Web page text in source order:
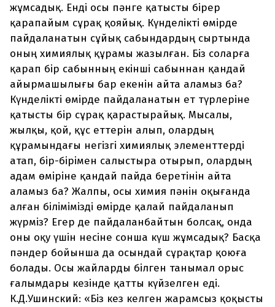
жұмсадық. Енді осы пәнге қатысты бірер
қарапайым сұрақ қояйық. Күнделікті өмірде
пайдаланатын сұйық сабындардың сыртында
оның химиялық құрамы жазылған. Біз соларға
қарап бір сабынның екінші сабыннан қандай
айырмашылығы бар екенін айта аламыз ба?
Күнделікті өмірде пайдаланатын ет түрлеріне
қатысты бір сұрақ қарастырайық. Мысалы,
жылқы, қой, құс еттерін алып, олардың
құрамындағы негізгі химиялық элементтерді
атап, бір-бірімен салыстыра отырып, олардың
адам өміріне қандай пайда беретінін айта
аламыз ба? Жалпы, осы химия пәнін оқығанда
алған білімімізді өмірде қалай пайдаланып
жүрміз? Егер де пайдаланбайтын болсақ, онда
оны оқу үшін несіне сонша күш жұмсадық? Басқа
пәндер бойынша да осындай сұрақтар қоюға
болады. Осы жайларды білген танымал орыс
ғалымдары кезінде қатты күйзелген еді.
К.Д.Ушинский: «Біз кез келген жарамсыз қоқысты